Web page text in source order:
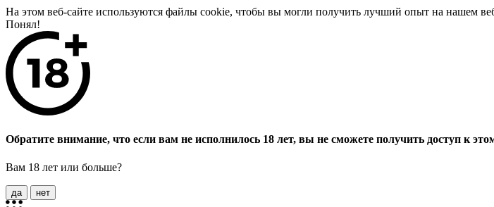
На этом веб-сайте используются файлы cookie, чтобы вы могли получить лучший опыт на нашем
Понял!
Обратите внимание, что если вам не исполнилось 18 лет, вы не сможете получить доступ к
Вам 18 лет или больше?
да нет